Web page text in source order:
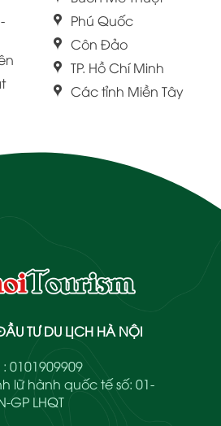
Phú Quốc
Côn Đảo
TP. Hồ Chí Minh
Các tỉnh Miền Tây
TƯ DU LỊCH HÀ NỘI
0101909909
lữ hành quốc tế số: 01-
GP LHQT